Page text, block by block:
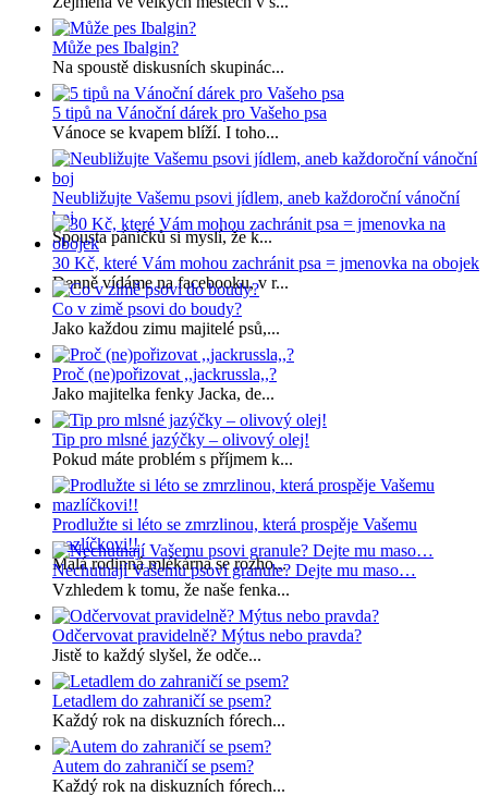
Může pes Ibalgin?
Na spoustě diskusních skupinác...
5 tipů na Vánoční dárek pro Vašeho psa
Vánoce se kvapem blíží. I toho...
Neubližujte Vašemu psovi jídlem, aneb každoroční vánoční
boj
Spousta páníčků si myslí, že k...
30 Kč, které Vám mohou zachránit psa = jmenovka na obojek
Denně vídáme na facebooku, v r...
Co v zimě psovi do boudy?
Jako každou zimu majitelé psů,...
Proč (ne)pořizovat ,,jackrussla,,?
Jako majitelka fenky Jacka, de...
Tip pro mlsné jazýčky – olivový olej!
Pokud máte problém s příjmem k...
Prodlužte si léto se zmrzlinou, která prospěje Vašemu
mazlíčkovi!!
Malá rodinná mlékárna se rozho...
Nechutnají Vašemu psovi granule? Dejte mu maso…
Vzhledem k tomu, že naše fenka...
Odčervovat pravidelně? Mýtus nebo pravda?
Jistě to každý slyšel, že odče...
Letadlem do zahraničí se psem?
Každý rok na diskuzních fórech...
Autem do zahraničí se psem?
Každý rok na diskuzních fórech...